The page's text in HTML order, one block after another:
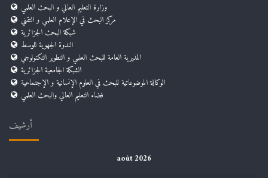
وزارة التعليم العالي و البحث العلمي
مركز البحث في الإعلام العلمي و التقني
شبكة البحث الجزائرية
الندوة الجهوية للوسط
المديرية العامة للبحث العلمي و التطوير التكنولوجي
الشبكة الجامعية الجزائرية
الوكالة الموضوعاتية للبحث في العلوم الإنسانية و الإجتماعية
فضاء التعليم العالي والبحث العلمي
أرشيف
août 2026